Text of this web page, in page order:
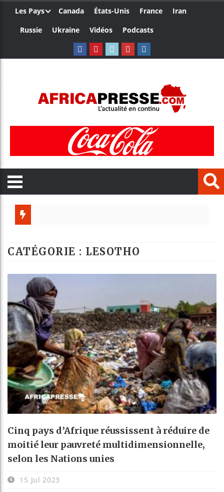
Les Pays Canada États-Unis France
Iran
Russie
Ukraine Vidéos Podcasts
CATÉGORIE : LESOTHO
Cinq pays d’Afrique réussissent à réduire de
moitié leur pauvreté multidimensionnelle,
selon les Nations unies
15 Jul 2023